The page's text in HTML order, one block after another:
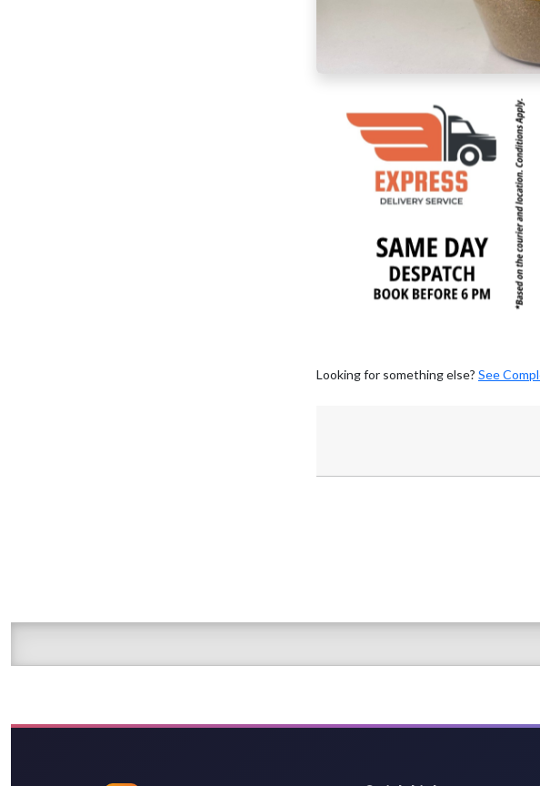
Looking for something else? See